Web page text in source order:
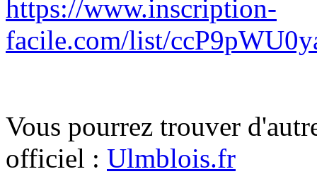
https://www.inscription-
facile.com/list/
Vous pourrez trouver
officiel : Ulmblois.fr